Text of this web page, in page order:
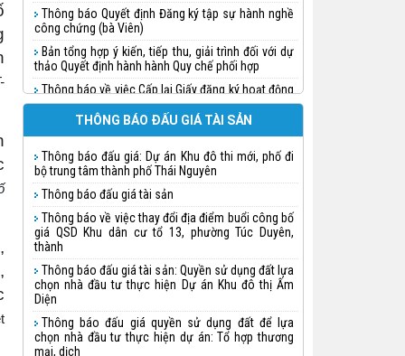
Thông báo Quyết định Đăng ký tập sự hành nghề
công chứng (bà Viên)
Bản tổng hợp ý kiến, tiếp thu, giải trình đối với dự
thảo Quyết định hành hành Quy chế phối hợp
Thông báo về việc Cấp lại Giấy đăng ký hoạt động
cho Công ty đấu giá hợp danh Tuấn Khánh
Thông báo quyết định Đăng ký tập sự hành nghề
Thông báo quyết định Đăng ký tập sự hành nghề
công chứng (Triệu Thị Thanh Doãn)
Thông báo quyết định Đăng ký tập sự hành nghề
công chứng
Thông báo quyết định Đăng ký tập sự hành nghề
công chứng (Chu Ngọc Linh)
Thông báo về việc đăng ký hành nghề và cấp thẻ
Thừa phát lại cho bà Lưu Vũ Nhật Minh
Thông báo về việc thành lập Văn phòng Thừa
phát lại trên địa bàn tỉnh Thái Nguyên
THÔNG BÁO ĐẤU GIÁ TÀI SẢN
Thông báo đấu giá: Dự án Khu đô thi mới, phố đi
bộ trung tâm thành phố Thái Nguyên
Thông báo đấu giá tài sản
Thông báo về việc thay đổi địa điểm buổi công bố
giá QSD Khu dân cư tổ 13, phường Túc Duyên,
thành
Thông báo đấu giá tài sản: Quyền sử dụng đất lựa
chọn nhà đầu tư thực hiện Dự án Khu đô thị Ấm
Diện
Thông báo đấu giá quyền sử dụng đất để lựa
chọn nhà đầu tư thực hiện dự án: Tổ hợp thương
mại, dịch